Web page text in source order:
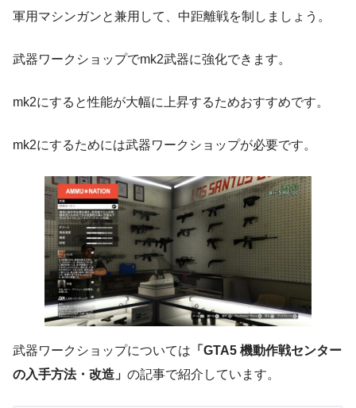
軍用マシンガンと兼用して、中距離戦を制しましょう。
武器ワークショップでmk2武器に強化できます。
mk2にすると性能が大幅に上昇するためおすすめです。
mk2にするためには武器ワークショップが必要です。
武器ワークショップについては 「GTA5 機動作戦センター
の入手方法・改造」 の記事で紹介しています。